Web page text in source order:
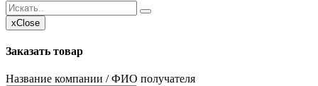
xClose
Заказать товар
Название компании / ФИО получателя